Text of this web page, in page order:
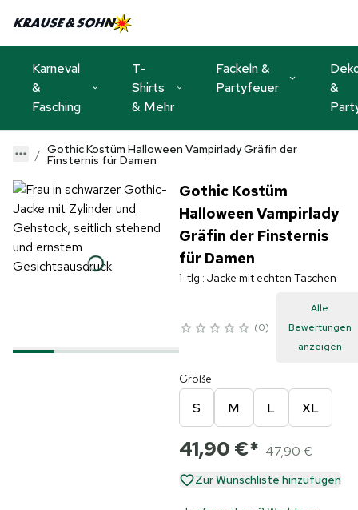
Karneval
&
Fasching
T-
Shirts
& Mehr
Fackeln &
Partyfeuer
&
Gothic Kostüm Halloween Vampirlady Gräfin der
Finsternis für Damen
Gothic Kostüm
Halloween Vampirlady
Gräfin der Finsternis
für Damen
1-tlg.: Jacke mit echten Taschen
0
Alle
Bewertungen
anzeigen
Größe
S M L XL
41,90 €* 47,90 €
Zur Wunschliste hinzufügen